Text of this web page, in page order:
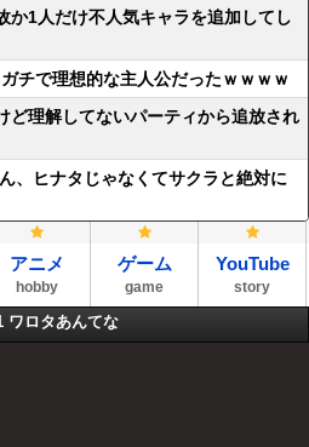
か1人だけ不人気キャラを追加してし
チで理想的な主人公だったｗｗｗｗ
ど理解してないパーティから追放され
、ヒナタじゃなくてサクラと絶対に
アニメ
hobby
ゲーム
game
YouTube
story
ワロタあんてな